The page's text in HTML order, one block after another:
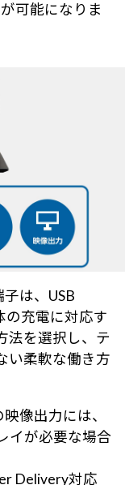
可能になりま
は、USB
の充電に対応す
法を選択し、テ
い柔軟な働き方
像出力には、
イが必要な場合
Delivery対応